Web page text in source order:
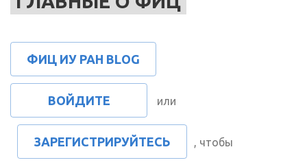
ФИЦ ИУ РАН BLOG
ВОЙДИТЕ или
ЗАРЕГИСТРИРУЙТЕСЬ , чтобы